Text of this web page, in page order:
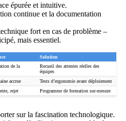
épurée et intuitive.
continue et la documentation
fort en cas de problème –
mais essentiel.
Solution
de la
Recueil des attentes réelles des
équipes
accrue
Tests d’ergonomie avant déploiement
rejet Programme de formation sur-mesure
sur la fascination technologique.